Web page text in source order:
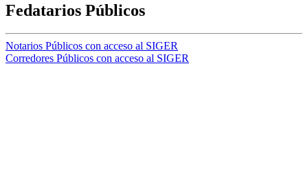
Fedatarios Públicos
Notarios Públicos con acceso al SIGER
Corredores Públicos con acceso al SIGER